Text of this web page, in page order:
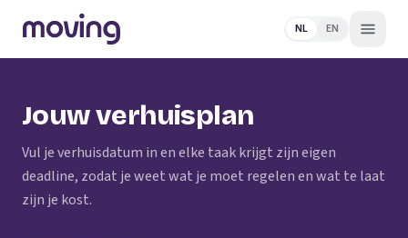
NL EN
Jouw verhuisplan
Vul je verhuisdatum in en elke taak krijgt zijn eigen
deadline, zodat je weet wat je moet regelen en wat te laat
zijn je kost.